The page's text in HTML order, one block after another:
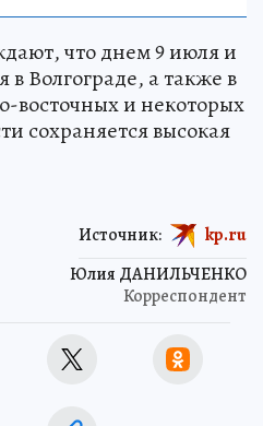
что днем 9 июля и
в Волгограде, а также в
восточных и некоторых
сохраняется высокая
Юлия ДАНИЛЬЧЕНКО
Корреспондент
Источник: kp.ru